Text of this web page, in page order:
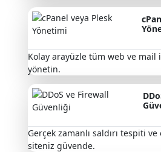
Kolay arayüzle tüm web ve mail
yönetin.
Gerçek zamanlı saldırı tespiti
siteniz güvende.